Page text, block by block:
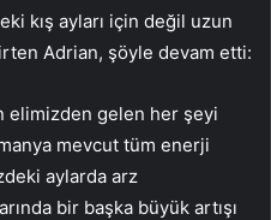
kış ayları için değil uzun
Adrian, şöyle devam etti:
elimizden gelen her şeyi
mevcut tüm enerji
aylarda arz
bir başka büyük artışı